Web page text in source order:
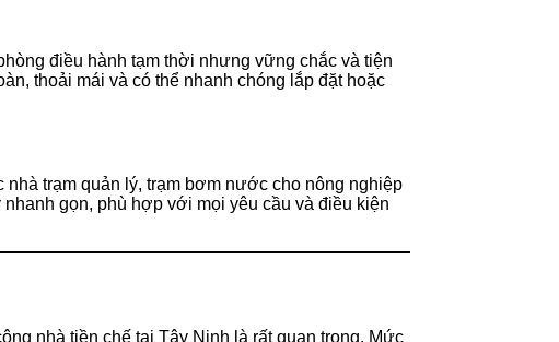
điều hành tạm thời nhưng vững chắc và tiện
thoải mái và có thể nhanh chóng lắp đặt hoặc
trạm quản lý, trạm bơm nước cho nông nghiệp
gọn, phù hợp với mọi yêu cầu và điều kiện
nhà tiền chế tại Tây Ninh là rất quan trọng. Mức